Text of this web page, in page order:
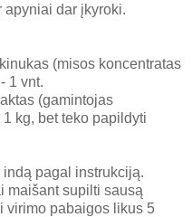
apyniai dar įkyroki.
(misos koncentratas
1 vnt.
(gamintojas
kg, bet teko papildyti
pagal instrukciją.
maišant supilti sausą
virimo pabaigos likus 5